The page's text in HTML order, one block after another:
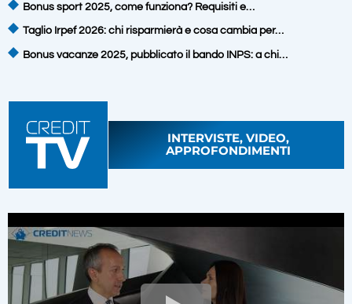
Bonus sport 2025, come funziona? Requisiti e…
Taglio Irpef 2026: chi risparmierà e cosa cambia per…
Bonus vacanze 2025, pubblicato il bando INPS: a chi…
INTERVISTE, VIDEO,
APPROFONDIMENTI